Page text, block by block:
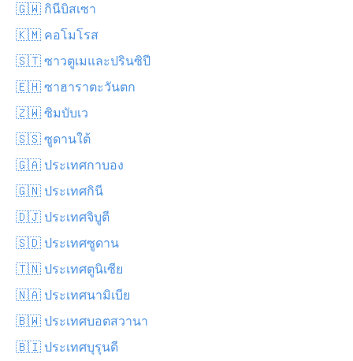
🇬🇼 กินีบิสเซา
🇰🇲 คอโมโรส
🇸🇹 ซาวตูเมและปรินซิปี
🇪🇭 ซาฮาราตะวันตก
🇿🇼 ซิมบับเว
🇸🇸 ซูดานใต้
🇬🇦 ประเทศกาบอง
🇬🇳 ประเทศกินี
🇩🇯 ประเทศจิบูตี
🇸🇩 ประเทศซูดาน
🇹🇳 ประเทศตูนิเซีย
🇳🇦 ประเทศนามิเบีย
🇧🇼 ประเทศบอตสวานา
🇧🇮 ประเทศบุรุนดี